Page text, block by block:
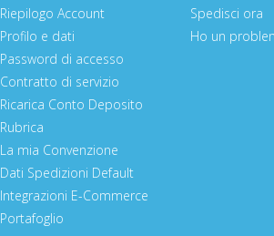
Riepilogo Account
Profilo e dati
Password di accesso
Contratto di servizio
Ricarica Conto Deposito
Rubrica
La mia Convenzione
Dati Spedizioni Default
Integrazioni E-Commerce
Portafoglio
Spedisci ora
Ho un